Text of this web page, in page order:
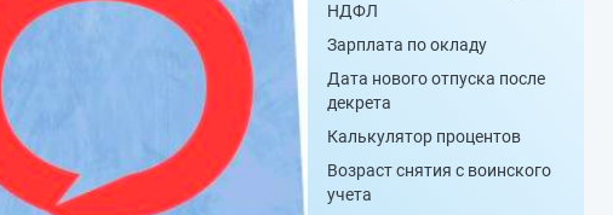
НДФЛ
Зарплата по окладу
Дата нового отпуска после
декрета
Калькулятор процентов
Возраст снятия с воинского
учета